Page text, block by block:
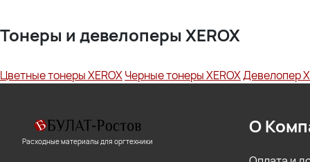
Тонеры и девелоперы XEROX
Цветные тонеры XEROXЧерные тонеры XEROXДевелопер
Расходные материалы для оргтехники
О